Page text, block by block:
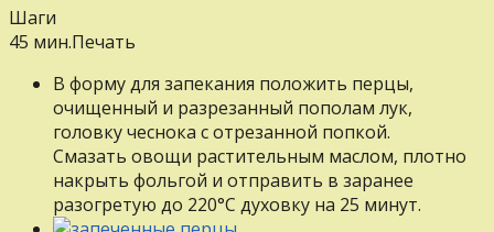
Шаги
45 мин.Печать
В форму для запекания положить перцы,
очищенный и разрезанный пополам лук,
головку чеснока с отрезанной попкой.
Смазать овощи растительным маслом, плотно
накрыть фольгой и отправить в заранее
разогретую до 220°С духовку на 25 минут.